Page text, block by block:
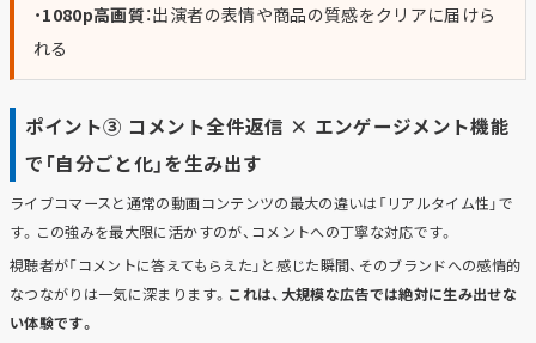
・1080p高画質：出演者の表情や商品の質感をクリアに届けら
れる
ポイント③ コメント全件返信 × エンゲージメント機能
で「自分ごと化」を生み出す
ライブコマースと通常の動画コンテンツの最大の違いは「リアルタイム性」で
す。この強みを最大限に活かすのが、コメントへの丁寧な対応です。
視聴者が「コメントに答えてもらえた」と感じた瞬間、そのブランドへの感情的
なつながりは一気に深まります。 これは、大規模な広告では絶対に生み出せな
い体験です。